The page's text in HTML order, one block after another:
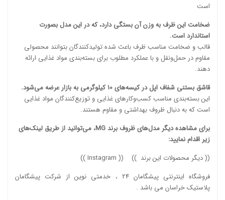
است
ضخامت این ظرف به وزن آن بستگی دارد، که در این مدل بصورت
استاندارد است.
قالب و ضخامت مناسب ظرف باعث شده تولیدکنندگان بتوانند محصولی
مقاوم در حمل‌ونقل و با عملکرد مطلوب برای بسته‌بندی مواد غذایی ارائه
دهند.
قاشق بستنی شفاف اپل در کیسه‌های 10 کیلوگرمی به بازار عرضه می‌شود.
این بسته‌بندی مناسب کسب‌وکارهای غذایی و توزیع‌کنندگان مواد غذایی
است که به دنبال ظروف بهداشتی و مقاوم هستند.
برای مشاهده دیگر مدل‌های ظروف برند MG، می‌توانید از طریق لینک‌های
زیر اقدام نمایید:
((دیگر محصولات این برند )) ((
Instagram
))
فروشگاه اینترنتی پیشگامان 24 ، خدمتی نوین از شرکت پیشگامان
پلاستیک خراسان می باشد .